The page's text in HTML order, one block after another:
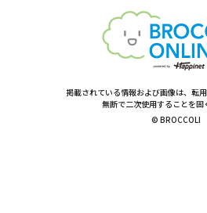
掲載されている情報および画像は、転
無断で二次使用することを固
© BROCCOLI